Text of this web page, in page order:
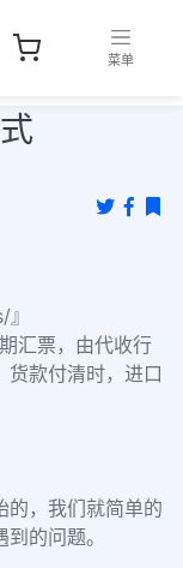
菜单
汇票，由代收行
货款付清时，进口
的，我们就简单的
的问题。